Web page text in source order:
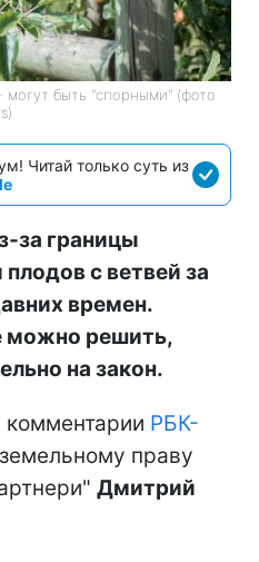
быть "спорными" (фото
Читай только суть из
за границы
с ветвей за
времен.
можно решить,
на закон.
комментарии РБК-
праву
Дмитрий